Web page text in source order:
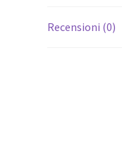
Recensioni (0)